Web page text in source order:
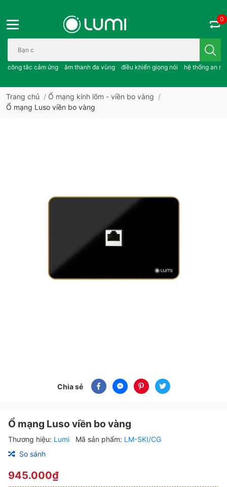
Bạn cần tìm gì..; công tắc cảm ứng..; âm thanh đa vùng ; điều
công tắc cảm ứng âm thanh đa vùng điều khiển giọng nói hệ thống an
0
Trang chủ / Ổ mạng kính lõm - viền bo vàng /
Ổ mạng Luso viền bo vàng
Chia sẻ
Ổ mạng Luso viền bo vàng
Thương hiệu: Lumi Mã sản phẩm: LM-SKI/CG
So sánh
945.000₫